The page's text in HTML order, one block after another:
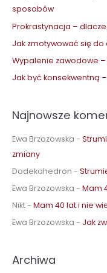
sposobów
Prokrastynacja –
Jak zmotywować się do
Wypalenie zawodowe
Jak być konsekwentną
Najnowsze
Ewa Brzozowska -
zmiany
Dodekahedron -
Ewa Brzozowska - Mam
Nikt- Mam 40 lat i nie
Ewa Brzozowska - Jak
Archiwa